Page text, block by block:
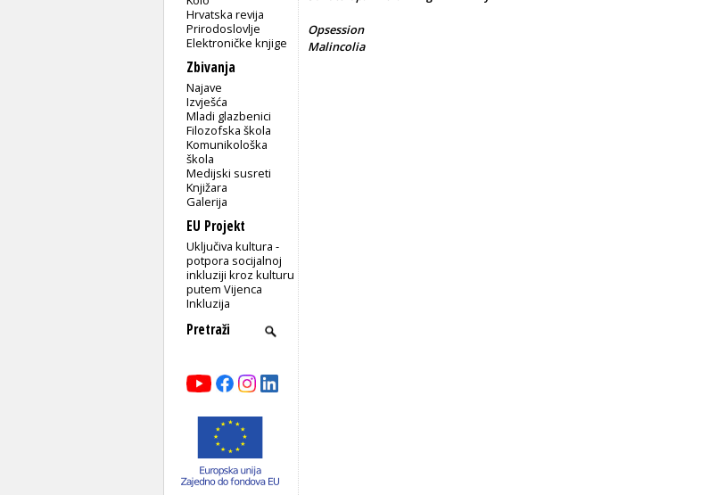
Hrvatska revija
Prirodoslovlje
Elektroničke knjige
Zbivanja
Najave
Izvješća
Mladi glazbenici
Filozofska škola
Komunikološka
škola
Medijski susreti
Knjižara
Galerija
EU Projekt
Uključiva kultura -
potpora socijalnoj
inkluziji kroz kulturu
putem Vijenca
Inkluzija
Opsession
Malincolia